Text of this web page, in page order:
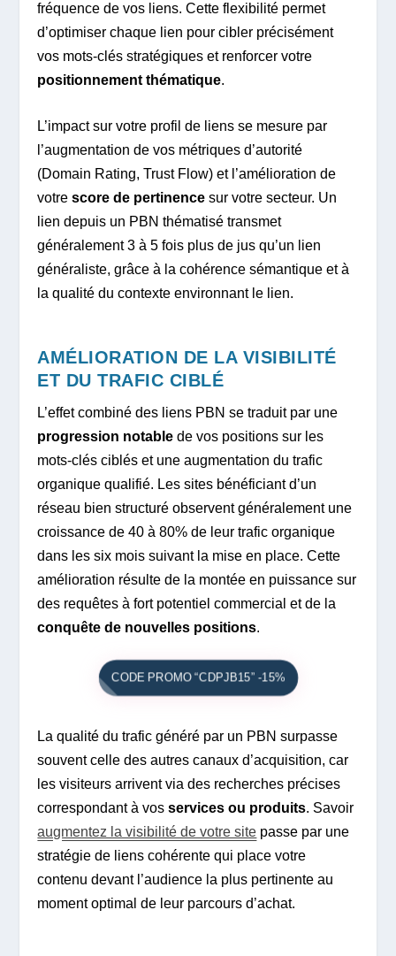
fréquence de vos liens. Cette flexibilité permet
d’optimiser chaque lien pour cibler précisément
vos mots-clés stratégiques et renforcer votre
positionnement thématique.
L’impact sur votre profil de liens se mesure par
l’augmentation de vos métriques d’autorité
(Domain Rating, Trust Flow) et l’amélioration de
votrescore de pertinence sur votre secteur. Un
lien depuis un PBN thématisé transmet
généralement 3 à 5 fois plus de jus qu’un lien
généraliste, grâce à la cohérence sémantique et à
la qualité du contexte environnant le lien.
AMÉLIORATION DE LA VISIBILITÉ
ET DU TRAFIC CIBLÉ
L’effet combiné des liens PBN se traduit par une
progression notable de vos positions sur les
mots-clés ciblés et une augmentation du trafic
organique qualifié. Les sites bénéficiant d’un
réseau bien structuré observent généralement une
croissance de 40 à 80% de leur trafic organique
dans les six mois suivant la mise en place. Cette
amélioration résulte de la montée en puissance sur
des requêtes à fort potentiel commercial et de la
conquête de nouvelles positions.
CODE PROMO “CDPJB15” -15%
La qualité du trafic généré par un PBN surpasse
souvent celle des autres canaux d’acquisition, car
les visiteurs arrivent via des recherches précises
correspondant à vosservices ou produits. Savoir
augmentez la visibilité de votre site passe par une
stratégie de liens cohérente qui place votre
contenu devant l’audience la plus pertinente au
moment optimal de leur parcours d’achat.